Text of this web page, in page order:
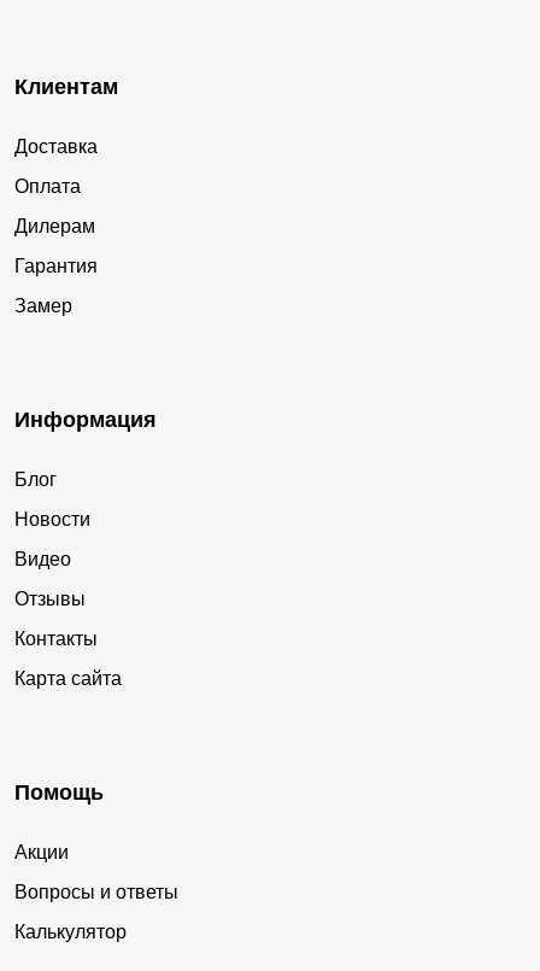
Клиентам
Доставка
Оплата
Дилерам
Гарантия
Замер
Информация
Блог
Новости
Видео
Отзывы
Контакты
Карта сайта
Помощь
Акции
Вопросы и ответы
Калькулятор